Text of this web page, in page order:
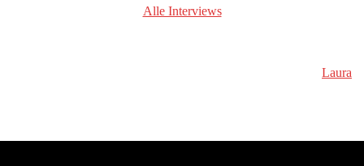
Alle Interviews
Laura